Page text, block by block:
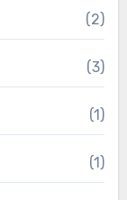
(2)
(3)
(1)
(1)